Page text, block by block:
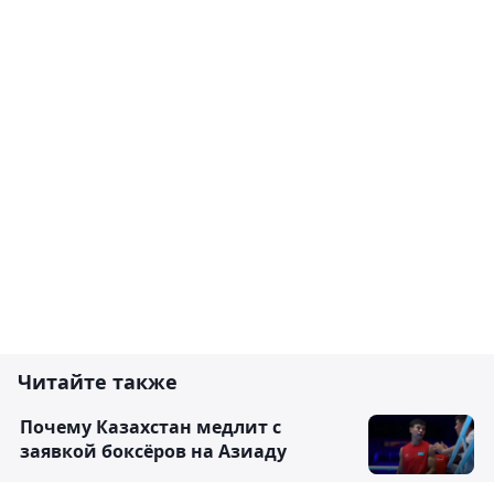
Читайте также
Почему Казахстан медлит с
заявкой боксёров на Азиаду